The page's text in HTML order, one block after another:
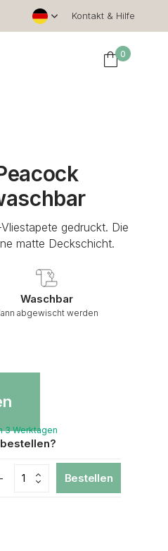
Kontakt & Hilfe
0
gedruckt. Die
matte Deckschicht.
Waschbar
abgewischt werden
3 Werktagen
Bestellen